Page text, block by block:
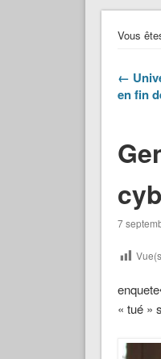
Vous
←
en fin
7
« tué »